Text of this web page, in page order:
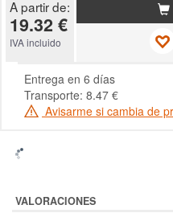
A partir de:
19.32 €
IVA incluido
Entrega en 6 días
Transporte: 8.47 €
Avisarme si cambia de
VALORACIONES